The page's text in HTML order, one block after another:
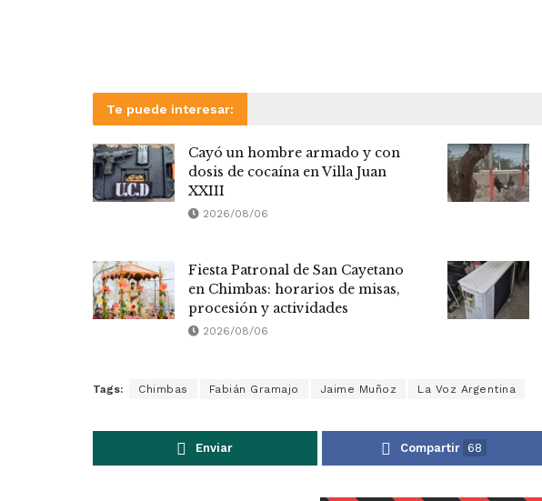
Te puede interesar:
Cayó un hombre armado y con
dosis de cocaína en Villa Juan
XXIII
2026/08/06
Fiesta Patronal de San Cayetano
en Chimbas: horarios de misas,
procesión y actividades
2026/08/06
Tags: Chimbas Fabián Gramajo Jaime Muñoz La Voz Argentina
Enviar Compartir 68